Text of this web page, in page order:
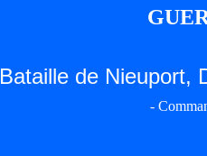
Bataille de Nieuport,
-